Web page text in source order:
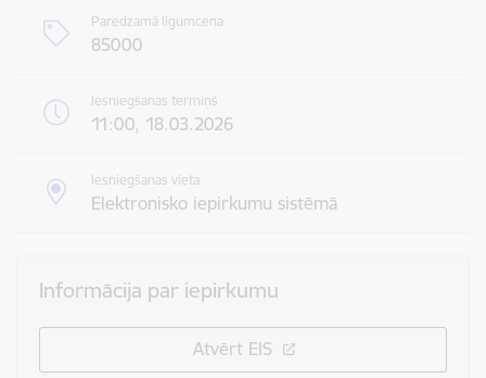
Paredzamā līgumcena
85000
Iesniegšanas termiņš
11:00, 18.03.2026
Iesniegšanas vieta
Elektronisko iepirkumu sistēmā
Informācija par iepirkumu
Atvērt EIS